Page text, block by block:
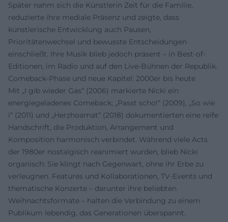
Später nahm sich die Künstlerin Zeit für die Familie,
reduzierte ihre mediale Präsenz und zeigte, dass
künstlerische Entwicklung auch Pausen,
Prioritätenwechsel und bewusste Entscheidungen
einschließt. Ihre Musik blieb jedoch präsent – in Best-of-
Editionen, im Radio und auf den Live-Bühnen der Republik.
Comeback-Phase und neue Kapitel: 2000er bis heute
Mit „I gib wieder Gas“ (2006) markierte Nicki ein
energiegeladenes Comeback; „Passt scho!“ (2009), „So wie
i“ (2011) und „Herzhoamat“ (2018) dokumentierten eine reife
Handschrift, die Produktion, Arrangement und
Komposition harmonisch verbindet. Während viele Acts
der 1980er nostalgisch reanimiert wurden, blieb Nicki
organisch: Sie klingt nach Gegenwart, ohne ihr Erbe zu
verleugnen. Features und Kollaborationen, TV-Events und
thematische Konzerte – darunter ihre beliebten
Weihnachtsformate – halten die Verbindung zu einem
Publikum lebendig, das Generationen überspannt.